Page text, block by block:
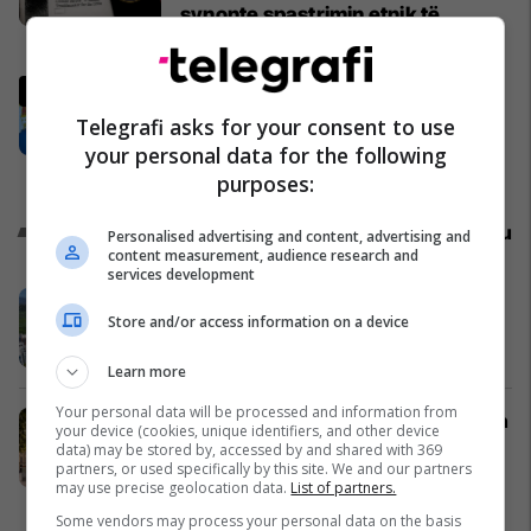
synonte spastrimin etnik të
Kosovës dhe destabilizimin e
Ballkanit
Kosovë
Tha se do ta pastronte etnikisht
Kosovën po të ishte në vend të
Millosheviqit, Lëvizja e Qytetarëve
të Lirë në Serbi kërkon shkarkimin
e menjëhershëm të Snezhana
Paunoviq
Serbia
Promo Reklamo këtu
korriku
Udhëtimet Kosovë – Gjermani bëhen
më të lehta me kompaninë turistike
Shpejtimi
Kompania Turistike Shpejtimi
Telegrafi asks for your consent to use
your personal data for the following
purposes:
Personalised advertising and content, advertising and
content measurement, audience research and
services development
Store and/or access information on a device
Learn more
Your personal data will be processed and information from
your device (cookies, unique identifiers, and other device
data) may be stored by, accessed by and shared with 369
partners, or used specifically by this site. We and our partners
may use precise geolocation data. List of partners.
Some vendors may process your personal data on the basis